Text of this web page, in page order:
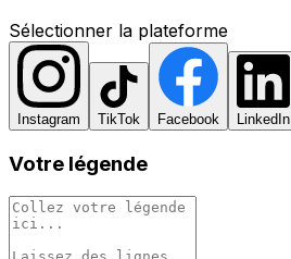
Sélectionner la plateforme
Instagram TikTok Facebook LinkedIn
Votre légende